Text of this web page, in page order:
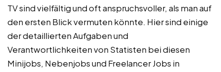
TV sind vielfältig und oft anspruchsvoller, als man auf
den ersten Blick vermuten könnte. Hier sind einige
der detaillierten Aufgaben und
Verantwortlichkeiten von Statisten bei diesen
Minijobs, Nebenjobs und Freelancer Jobs in